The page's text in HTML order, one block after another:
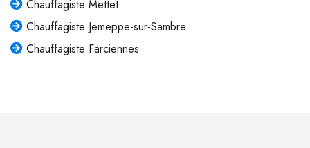
Chauffagiste Mettet
Chauffagiste Jemeppe-sur-Sambre
Chauffagiste Farciennes